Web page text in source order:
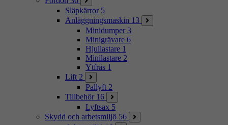
Släpkärror 5
Anläggningsmaskin 13
Minidumper 3
Minigrävare 6
Hjullastare 1
Minilastare 2
Ytfräs 1
Lift 2
Pallyft 2
Tillbehör 16
Lyftsax 5
Skydd och arbetsmiljö 56